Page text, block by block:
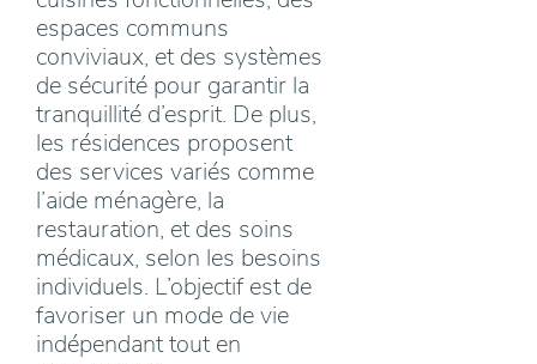
espaces communs
conviviaux, et des systèmes
de sécurité pour garantir la
tranquillité d’esprit. De plus,
les résidences proposent
des services variés comme
l’aide ménagère, la
restauration, et des soins
médicaux, selon les besoins
individuels. L’objectif est de
favoriser un mode de vie
indépendant tout en